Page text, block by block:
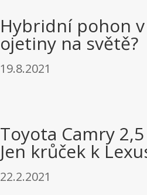
Hybridní pohon
ojetiny na světě?
19.8.2021
Toyota Camry
Jen krůček k
22.2.2021